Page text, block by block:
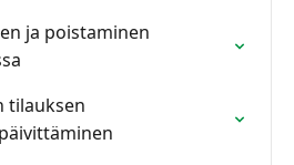
ja poistaminen
tilauksen